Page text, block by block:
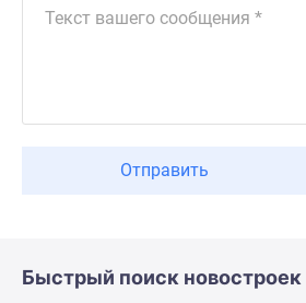
Отправить
Быстрый поиск новостроек